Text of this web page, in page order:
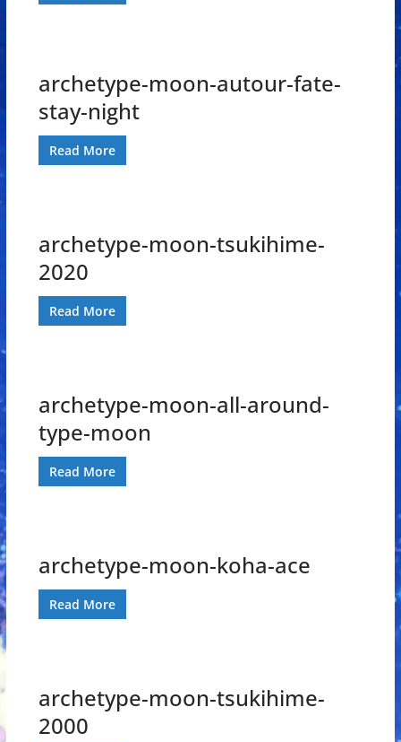
archetype-moon-autour-fate-
stay-night
Read More
archetype-moon-tsukihime-
2020
Read More
archetype-moon-all-around-
type-moon
Read More
archetype-moon-koha-ace
Read More
archetype-moon-tsukihime-
2000